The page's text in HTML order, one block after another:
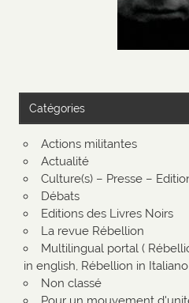
Catégories
Actions militantes
Actualité
Culture(s) – Presse –
Débats
Editions des Livres Noirs
La revue Rébellion
Multilingual portal (
in english, Rébellion in Italiano
Non classé